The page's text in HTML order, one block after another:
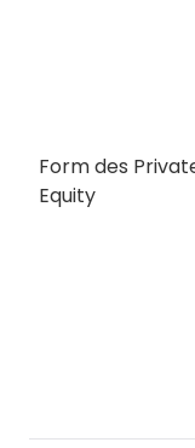
Form des
Equity